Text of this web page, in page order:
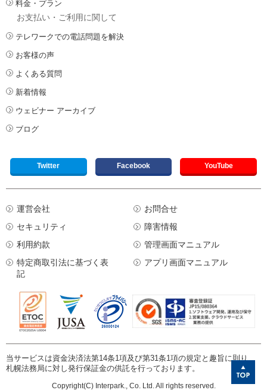
料金・プラン
お支払い・ご利用に関して
テレワークでの電話問題を解決
お客様の声
よくある質問
新着情報
ウェビナー アーカイブ
ブログ
Twitter Facebook YouTube
運営会社
セキュリティ
利用約款
特定商取引法に基づく表
記
お問合せ
障害情報
管理画面マニュアル
アプリ画面マニュアル
当サービスは資金決済法第14条1項及び第31条1項の規定と趣旨に則り、
札幌法務局に対し発行保証金の供託を行っております。
Copyright(C) Interpark., Co. Ltd. All rights reserved.